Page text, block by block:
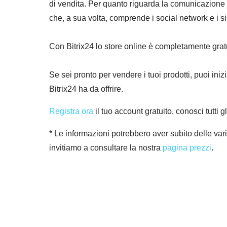
di vendita. Per quanto riguarda la
che, a sua volta, comprende i social network e i
Con Bitrix24 lo store online è completamente
Se sei pronto per vendere i tuoi prodotti, puoi
Bitrix24 ha da offrire.
Registra ora il tuo account gratuito, conosci tutti
* Le informazioni potrebbero aver subito delle
invitiamo a consultare la nostra pagina prezzi.